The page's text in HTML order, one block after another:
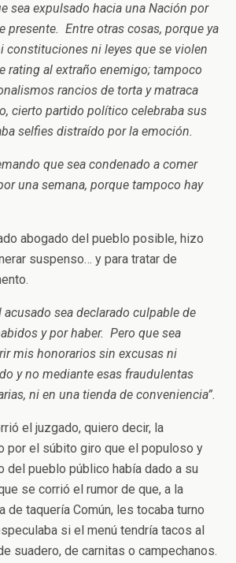
sea expulsado hacia una Nación por
presente. Entre otras cosas, porque ya
constituciones ni leyes que se violen
rating al extraño enemigo; tampoco
rancios de torta y matraca
cierto partido político celebraba sus
selfies distraído por la emoción.
que sea condenado a comer
una semana, porque tampoco hay
abogado del pueblo posible, hizo
suspenso… y para tratar de
acusado sea declarado culpable de
y por haber. Pero que sea
mis honorarios sin excusas ni
y no mediante esas fraudulentas
ni en una tienda de conveniencia”.
el juzgado, quiero decir, la
por el súbito giro que el populoso y
del pueblo público había dado a su
se corrió el rumor de que, a la
de taquería Común, les tocaba turno
si el menú tendría tacos al
suadero, de carnitas o campechanos.